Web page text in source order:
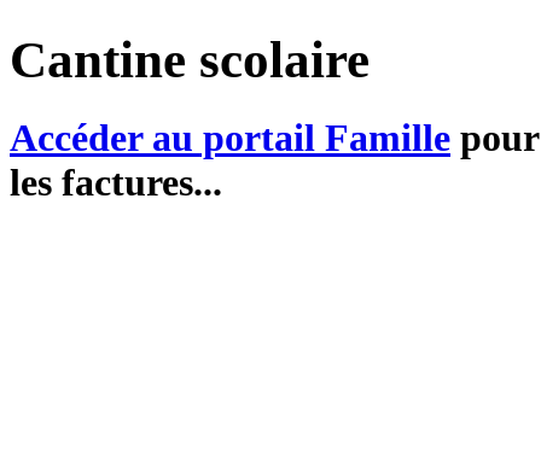
Cantine scolaire
Accéder au portail Famille
les factures...